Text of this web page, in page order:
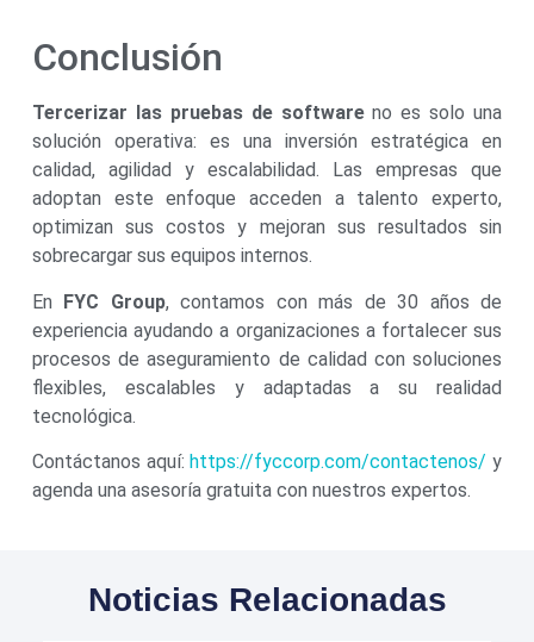
Conclusión
Tercerizar las pruebas de softwareno es solo una
solución operativa: es una inversión estratégica en
calidad, agilidad y escalabilidad. Las empresas que
adoptan este enfoque acceden a talento experto,
optimizan sus costos y mejoran sus resultados sin
sobrecargar sus equipos internos.
En FYC Group, contamos con más de 30 años de
experiencia ayudando a organizaciones a fortalecer sus
procesos de aseguramiento de calidad con soluciones
flexibles, escalables y adaptadas a su realidad
tecnológica.
Contáctanos aquí:https://fyccorp.com/contactenos/ y
agenda una asesoría gratuita con nuestros expertos.
Noticias Relacionadas